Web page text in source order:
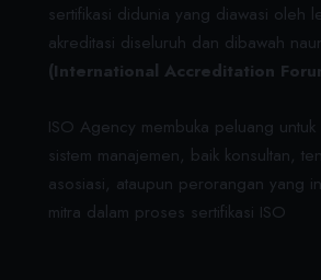
sertifikasi didunia yang diawasi oleh
akreditasi diseluruh dan dibawah
(International Accreditation
ISO Agency membuka peluang
sistem manajemen, baik konsultan,
asosiasi, ataupun perorangan yang
mitra dalam proses sertifikasi ISO